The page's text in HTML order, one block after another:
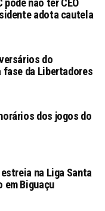
pode não ter CEO
adota cautela
do
fase da Libertadores
dos jogos do
na Liga Santa
em Biguaçu